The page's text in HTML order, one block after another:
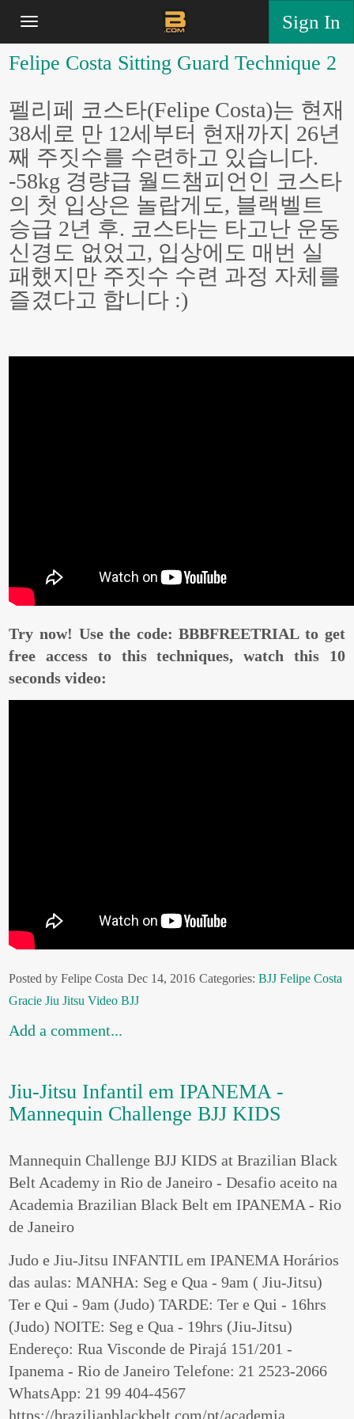
Sign In
Felipe Costa Sitting Guard Technique 2
펠리페 코스타(Felipe Costa)는 현재
38세로 만 12세부터 현재까지 26년
째 주짓수를 수련하고 있습니다.
-58kg 경량급 월드챔피언인 코스타
의 첫 입상은 놀랍게도, 블랙벨트
승급 2년 후. 코스타는 타고난 운동
신경도 없었고, 입상에도 매번 실
패했지만 주짓수 수련 과정 자체를
즐겼다고 합니다 :)
Try now! Use the code: BBBFREETRIAL to get
free access to this techniques, watch this 10
seconds video:
Posted by Felipe Costa Dec 14, 2016 Categories: BJJ Felipe Costa
Gracie Jiu Jitsu Video BJJ
Add a comment...
Jiu-Jitsu Infantil em IPANEMA -
Mannequin Challenge BJJ KIDS
Mannequin Challenge BJJ KIDS at Brazilian Black
Belt Academy in Rio de Janeiro - Desafio aceito na
Academia Brazilian Black Belt em IPANEMA - Rio
de Janeiro
Judo e Jiu-Jitsu INFANTIL em IPANEMA Horários
das aulas: MANHA: Seg e Qua - 9am ( Jiu-Jitsu)
Ter e Qui - 9am (Judo) TARDE: Ter e Qui - 16hrs
(Judo) NOITE: Seg e Qua - 19hrs (Jiu-Jitsu)
Endereço: Rua Visconde de Pirajá 151/201 -
Ipanema - Rio de Janeiro Telefone: 21 2523-2066
WhatsApp: 21 99 404-4567
https://brazilianblackbelt.com/pt/academia